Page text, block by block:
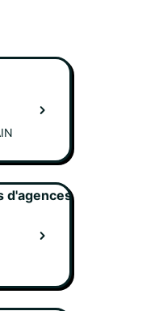
d'agences